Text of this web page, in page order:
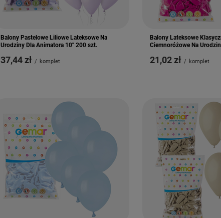
Balony Pastelowe Liliowe Lateksowe Na
Urodziny Dla Animatora 10" 200 szt.
37,44 zł / komplet
Balony Lateksowe
Ciemnoróżowe Na
21,02 zł / komplet